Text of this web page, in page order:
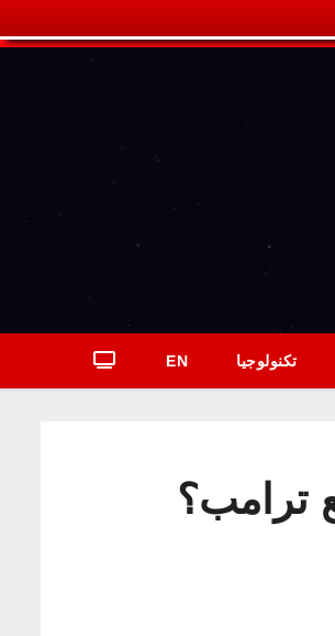
تكنولوجيا EN
ترامب؟